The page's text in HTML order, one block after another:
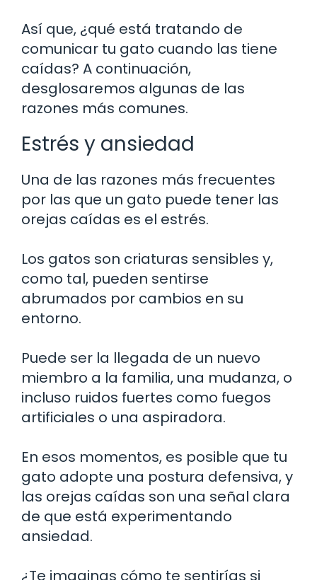
Así que, ¿qué está tratando de
comunicar tu gato cuando las tiene
caídas? A continuación,
desglosaremos algunas de las
razones más comunes.
Estrés y ansiedad
Una de las razones más frecuentes
por las que un gato puede tener las
orejas caídas es el estrés.
Los gatos son criaturas sensibles y,
como tal, pueden sentirse
abrumados por cambios en su
entorno.
Puede ser la llegada de un nuevo
miembro a la familia, una mudanza, o
incluso ruidos fuertes como fuegos
artificiales o una aspiradora.
En esos momentos, es posible que tu
gato adopte una postura defensiva, y
las orejas caídas son una señal clara
de que está experimentando
ansiedad.
¿Te imaginas cómo te sentirías si